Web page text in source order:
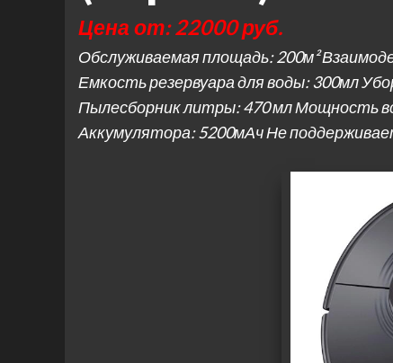
Цена от: 22000 руб.
Обслуживаемая площадь: 200м²
Емкость резервуара для воды: 300мл
Пылесборник литры: 470 мл Мощность
Аккумулятора: 5200мАч Не